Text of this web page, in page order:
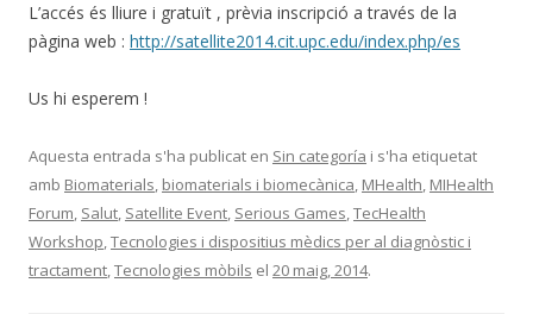
L’accés és lliure i gratuït , prèvia inscripció a través de la
pàgina web : http://satellite2014.cit.upc.edu/index.php/es
Us hi esperem !
Aquesta entrada s'ha publicat en Sin categoría i s'ha etiquetat
amb Biomaterials, biomaterials i biomecànica, MHealth, MIHealth
Forum, Salut, Satellite Event, Serious Games,TecHealth
Workshop,Tecnologies i dispositius mèdics per al diagnòstic i
tractament,Tecnologies mòbils el 20 maig, 2014.